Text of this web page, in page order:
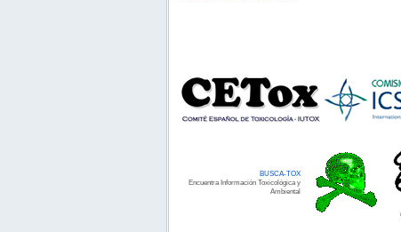
BUSCA-TOX
Encuentra Información Toxicológica y
Ambiental